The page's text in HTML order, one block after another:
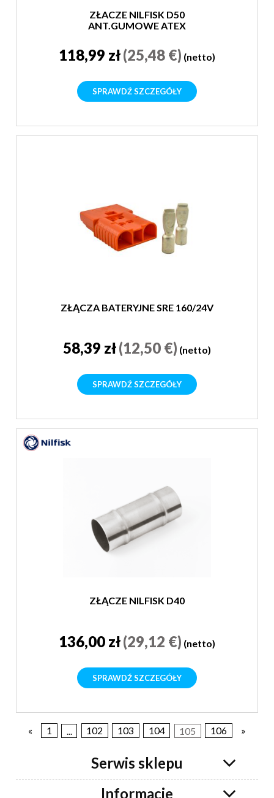
ZŁACZE NILFISK D50
ANT.GUMOWE ATEX
118,99 zł(25,48 €) (netto)
SPRAWDŹ SZCZEGÓŁY
ZŁĄCZA BATERYJNE SRE 160/24V
58,39 zł(12,50 €) (netto)
SPRAWDŹ SZCZEGÓŁY
ZŁĄCZE NILFISK D40
136,00 zł(29,12 €) (netto)
SPRAWDŹ SZCZEGÓŁY
« 1 102 103 104 105 106 »
Serwis sklepu
Informacje